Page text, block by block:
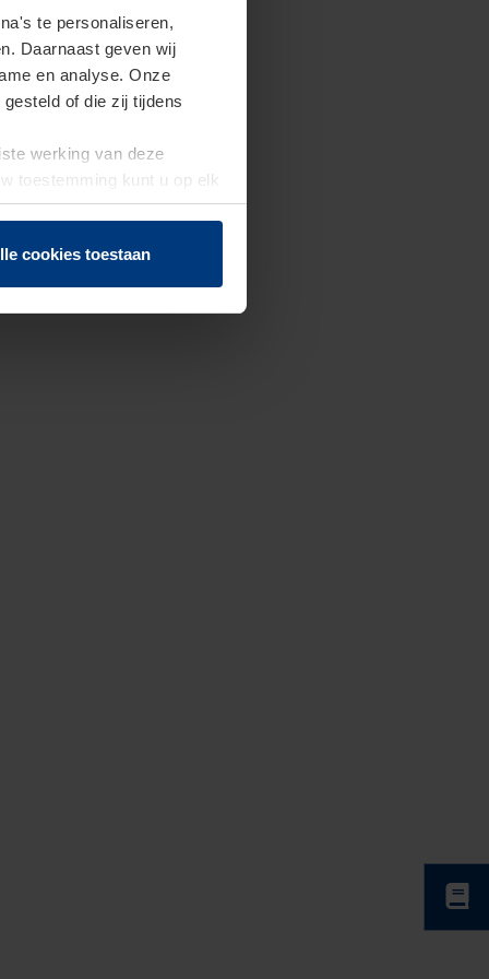
te personaliseren,
Daarnaast geven wij
en analyse. Onze
of die zij tijdens
werking van deze
toestemming kunt u op elk
herroepen.
cookies toestaan